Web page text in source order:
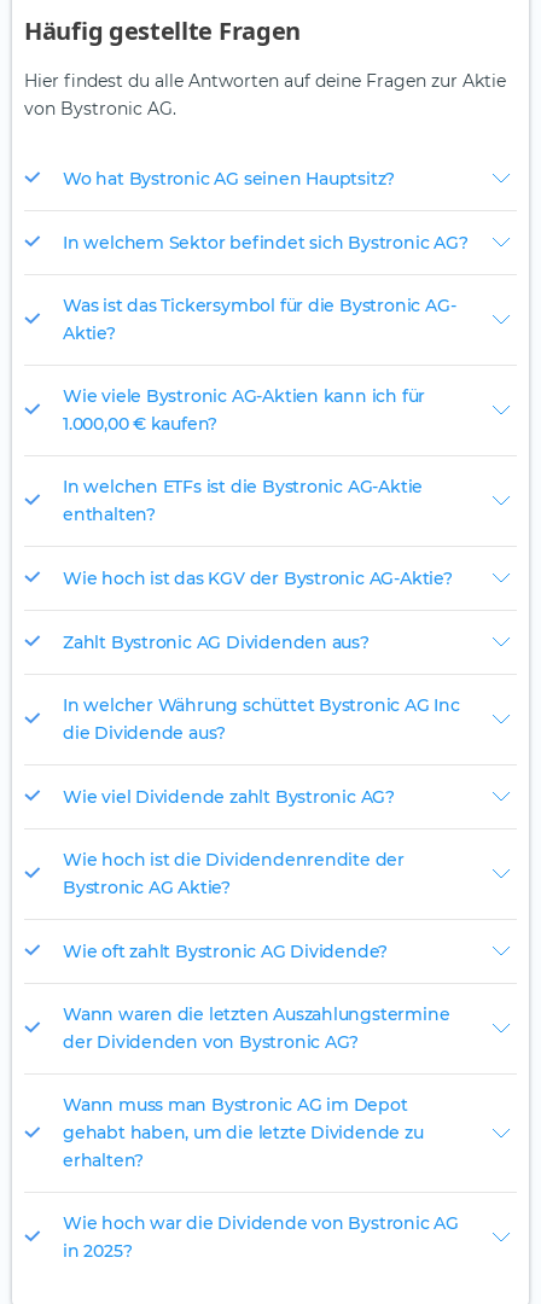
Häufig gestellte Fragen
Hier findest du alle Antworten auf deine Fragen zur Aktie
von Bystronic AG.
Wo hat Bystronic AG seinen Hauptsitz?
In welchem Sektor befindet sich Bystronic AG?
Was ist das Tickersymbol für die Bystronic AG-
Aktie?
Wie viele Bystronic AG-Aktien kann ich für
1.000,00 € kaufen?
In welchen ETFs ist die Bystronic AG-Aktie
enthalten?
Wie hoch ist das KGV der Bystronic AG-Aktie?
Zahlt Bystronic AG Dividenden aus?
In welcher Währung schüttet Bystronic AG Inc
die Dividende aus?
Wie viel Dividende zahlt Bystronic AG?
Wie hoch ist die Dividendenrendite der
Bystronic AG Aktie?
Wie oft zahlt Bystronic AG Dividende?
Wann waren die letzten Auszahlungstermine
der Dividenden von Bystronic AG?
Wann muss man Bystronic AG im Depot
gehabt haben, um die letzte Dividende zu
erhalten?
Wie hoch war die Dividende von Bystronic AG
in 2025?